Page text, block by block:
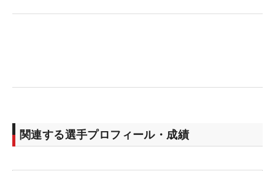
関連する選手プロフィール・成績